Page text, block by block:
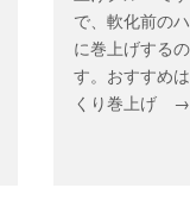
で、軟化前の
に巻上げする
す。おすすめ
くり巻上げ